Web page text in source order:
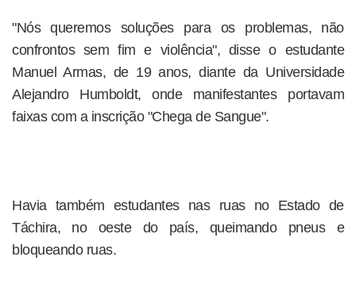
"Nós queremos soluções para os problemas, não
confrontos sem fim e violência", disse o estudante
Manuel Armas, de 19 anos, diante da Universidade
Alejandro Humboldt, onde manifestantes portavam
faixas com a inscrição "Chega de Sangue".
Havia também estudantes nas ruas no Estado de
Táchira, no oeste do país, queimando pneus e
bloqueando ruas.